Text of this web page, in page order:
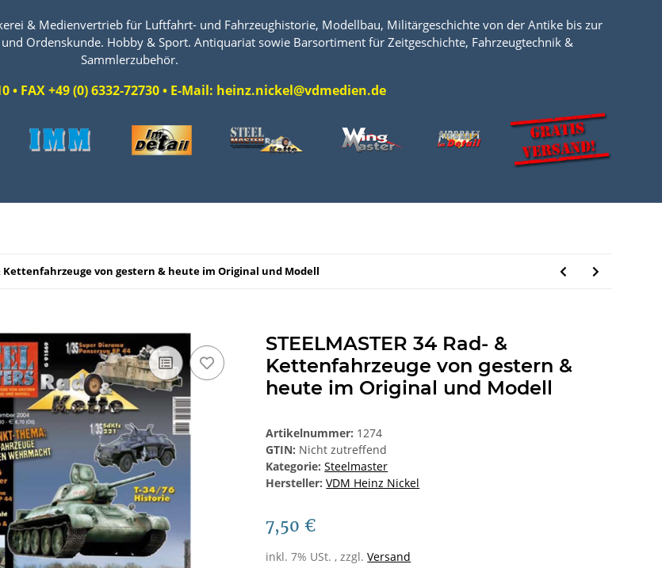
& Medienvertrieb für Luftfahrt- und Fahrzeughistorie, Modellbau, Militärgeschichte von der Antike bis zur
Ordenskunde. Hobby & Sport. Antiquariat sowie Barsortiment für Zeitgeschichte, Fahrzeugtechnik &
Sammlerzubehör.
• FAX +49 (0) 6332-72730 • E-Mail: heinz.nickel@vdmedien.de
& Kettenfahrzeuge von gestern & heute im Original und Modell
STEELMASTER 34 Rad- &
Kettenfahrzeuge von gestern &
heute im Original und Modell
Artikelnummer: 1274
GTIN: Nicht zutreffend
Kategorie:Steelmaster
Hersteller: VDM Heinz Nickel
7,50 €
inkl. 7% USt. , zzgl.Versand